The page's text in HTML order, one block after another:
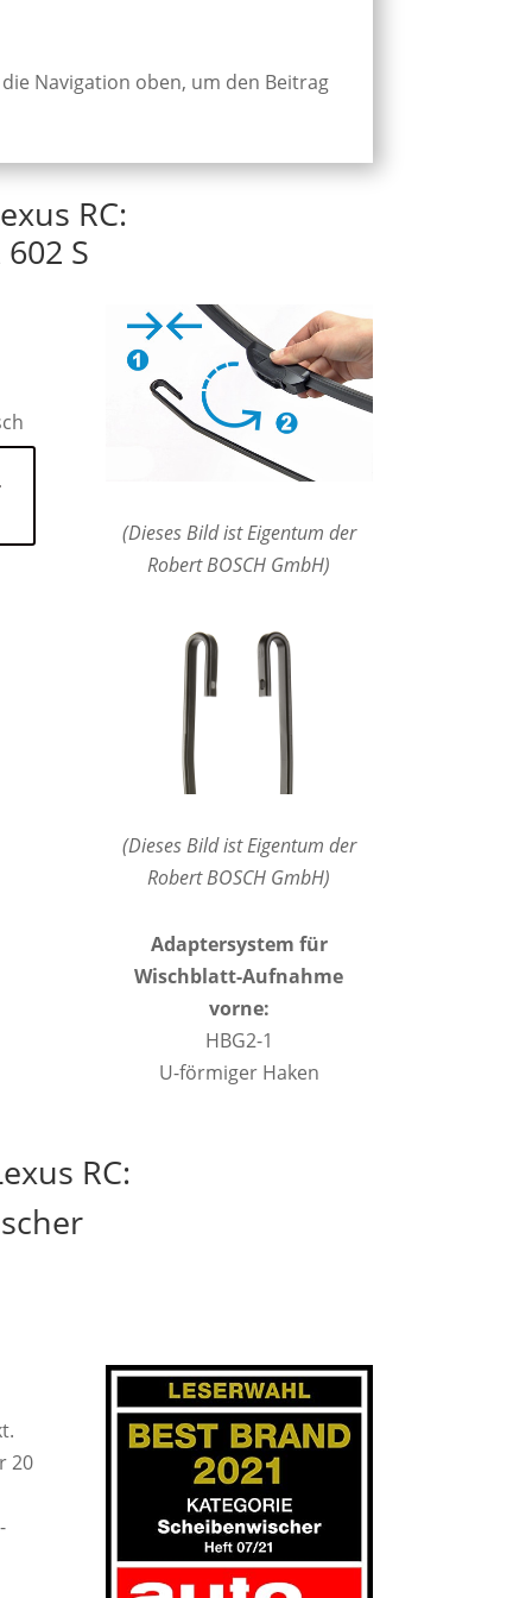
Navigation oben, um den Beitrag
RC:
S
(Dieses Bild ist Eigentum der
Robert BOSCH GmbH)
(Dieses Bild ist Eigentum der
Robert BOSCH GmbH)
Adaptersystem für
Wischblatt-Aufnahme
vorne:
HBG2-1
U-förmiger Haken
RC:
20